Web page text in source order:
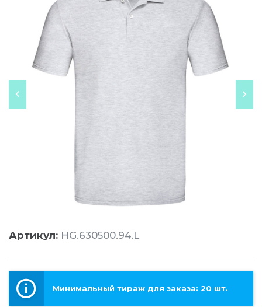
Артикул: HG.630500.94.L
Минимальный тираж для заказа: 20 шт.